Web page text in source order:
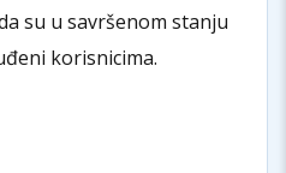
su u savršenom stanju
korisnicima.